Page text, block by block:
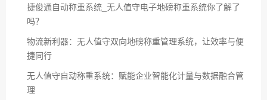
捷俊通自动称重系统_无人值守电子地磅称重系统你了解了
吗？
物流新利器：无人值守双向地磅称重管理系统，让效率与便
捷同行
无人值守自动称重系统：赋能企业智能化计量与数据融合管
理